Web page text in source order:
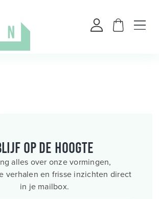
op de hoogte
alles over onze vormingen,
verhalen en frisse inzichten direct
in je mailbox.